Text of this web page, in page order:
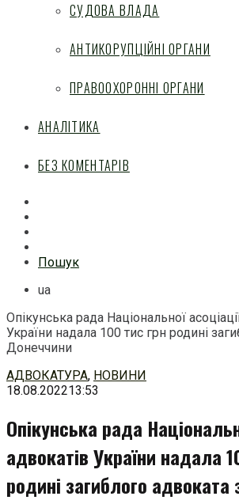
СУДОВА ВЛАДА
АНТИКОРУПЦІЙНІ ОРГАНИ
ПРАВООХОРОННІ ОРГАНИ
АНАЛІТИКА
БЕЗ КОМЕНТАРІВ
Пошук
ua
Опікунська рада Національної
України надала 100 тис грн родині
Донеччини
Перейти
до
АДВОКАТУРА, НОВИНИ
18.08.202213:53
Опікунська рада
адвокатів України надала
родині загиблого